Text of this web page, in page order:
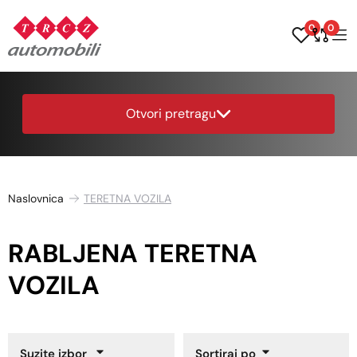
0 0
Otvori pretragu
Naslovnica TERETNA VOZILA
RABLJENA TERETNA
VOZILA
Suzite izbor Sortiraj po